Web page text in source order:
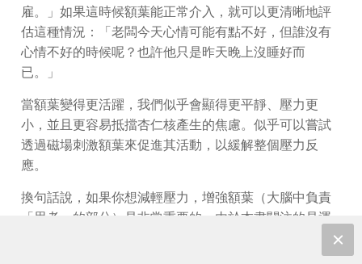
雇。」如果這時候額葉能正常介入，就可以更清晰地評
估這種情況：「老闆今天心情可能有點不好，但誰沒有
心情不好的時候呢？也許他只是昨天晚上沒睡好而
已。」
當額葉變得更活躍，我們似乎會顯得更平靜、壓力更
小，並且更容易抵擋杏仁核產生的焦慮。似乎可以嘗試
透過磁場刺激額葉來促進其活動，以緩解整個壓力反
應。
換句話說，如果你想減輕壓力，增強額葉（大腦中負責
「思考」的部分）是非常重要的。由於本書關注的是運
葉和海馬迴是大腦中獲益最多的兩個區域，可以藉此增